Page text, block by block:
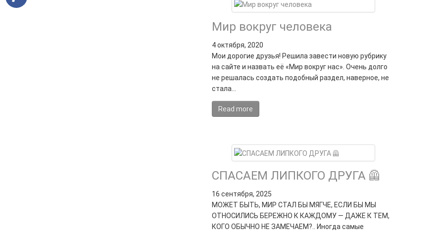
Мир вокруг человека
4 октября, 2020
Мои дорогие друзья! Решила завести новую рубрику
на сайте и назвать её «Мир вокруг нас». Очень долго
не решалась создать подобный раздел, наверное, не
стала…
Read more
СПАСАЕМ ЛИПКОГО ДРУГА 🦺
16 сентября, 2025
МОЖЕТ БЫТЬ, МИР СТАЛ БЫ МЯГЧЕ, ЕСЛИ БЫ МЫ
ОТНОСИЛИСЬ БЕРЕЖНО К КАЖДОМУ — ДАЖЕ К ТЕМ,
КОГО ОБЫЧНО НЕ ЗАМЕЧАЕМ?.. Иногда самые